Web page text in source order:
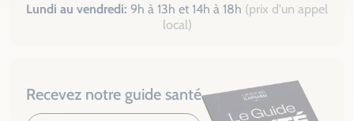
Lundi au vendredi: 9h à 13h et 14h à 18h (prix d'un appel
local)
Recevez notre guide santé